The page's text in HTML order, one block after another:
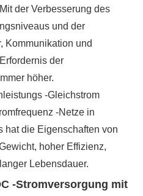
der Verbesserung des
und der
Kommunikation und
der
höher.
-Gleichstrom
-Netze in
hat die Eigenschaften von
hoher Effizienz,
Lebensdauer.
-Stromversorgung mit